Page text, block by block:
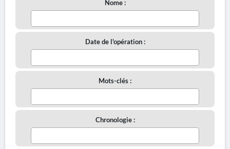
Nome :
Date de l'opération :
Mots-clés :
Chronologie :